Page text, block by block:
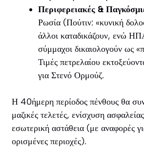
Περιφερειακές &
Ρωσία (Πούτιν: «κυνική
άλλοι καταδικάζουν, ενώ
σύμμαχοι δικαιολογούν ως
Τιμές πετρελαίου
για Στενό Ορμούζ.
Η 40ήμερη περίοδος πένθους θα
μαζικές τελετές, ενίσχυση
εσωτερική αστάθεια (με αναφορές
ορισμένες περιοχές).